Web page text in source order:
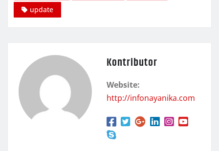
update
Kontributor
Website:
http://infonayanika.com